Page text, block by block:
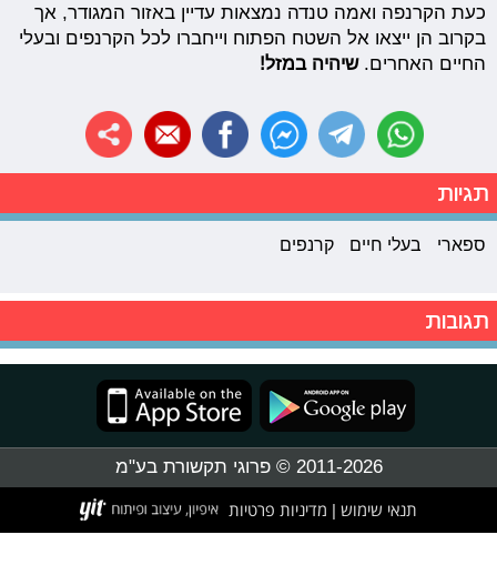
כעת הקרנפה ואמה טנדה נמצאות עדיין באזור המגודר, אך
בקרוב הן ייצאו אל השטח הפתוח וייחברו לכל הקרנפים ובעלי
החיים האחרים.שיהיה במזל!
תגיות
ספארי בעלי חיים קרנפים
תגובות
2011-2026 © פרוגי תקשורת בע"מ
תנאי שימוש מדיניות פרטיות